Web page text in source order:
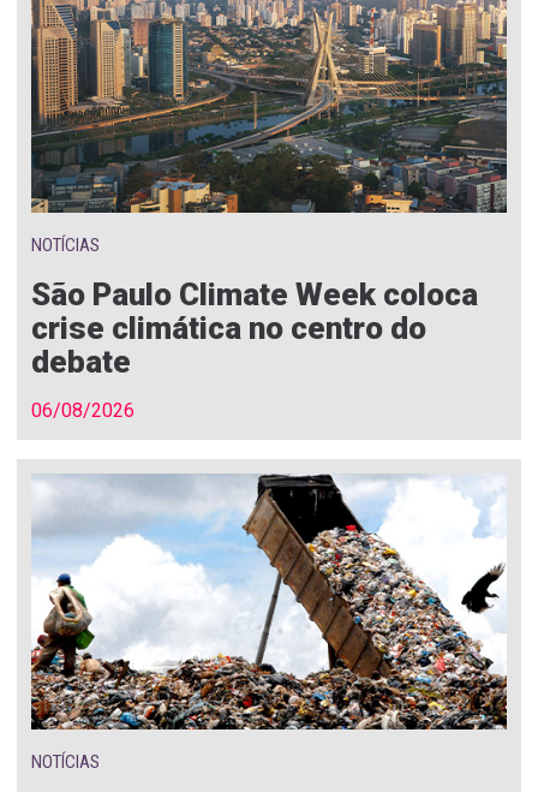
NOTÍCIAS
São Paulo Climate Week coloca
crise climática no centro do
debate
06/08/2026
NOTÍCIAS